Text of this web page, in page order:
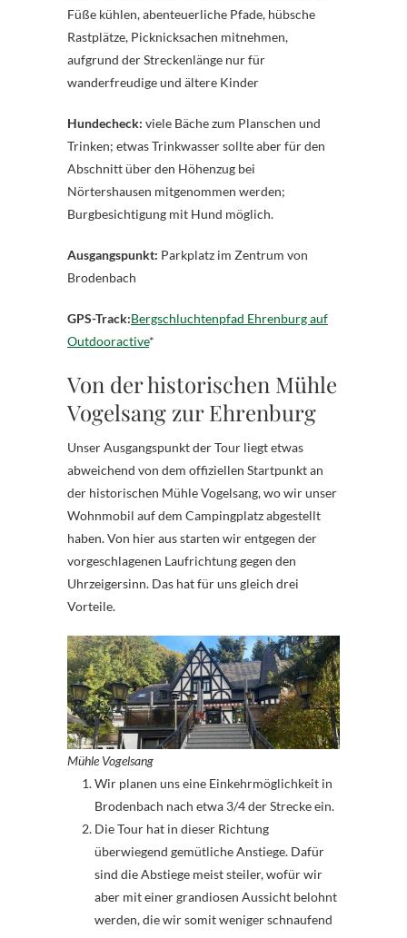
Füße kühlen, abenteuerliche Pfade, hübsche
Rastplätze, Picknicksachen mitnehmen,
aufgrund der Streckenlänge nur für
wanderfreudige und ältere Kinder
Hundecheck: viele Bäche zum Planschen und
Trinken; etwas Trinkwasser sollte aber für den
Abschnitt über den Höhenzug bei
Nörtershausen mitgenommen werden;
Burgbesichtigung mit Hund möglich.
Ausgangspunkt: Parkplatz im Zentrum von
Brodenbach
GPS-Track:Bergschluchtenpfad Ehrenburg auf
Outdooractive*
Von der historischen Mühle
Vogelsang zur Ehrenburg
Unser Ausgangspunkt der Tour liegt etwas
abweichend von dem offiziellen Startpunkt an
der historischen Mühle Vogelsang, wo wir unser
Wohnmobil auf dem Campingplatz abgestellt
haben. Von hier aus starten wir entgegen der
vorgeschlagenen Laufrichtung gegen den
Uhrzeigersinn. Das hat für uns gleich drei
Vorteile.
Mühle Vogelsang
Wir planen uns eine Einkehrmöglichkeit in
Brodenbach nach etwa 3/4 der Strecke ein.
Die Tour hat in dieser Richtung
überwiegend gemütliche Anstiege. Dafür
sind die Abstiege meist steiler, wofür wir
aber mit einer grandiosen Aussicht belohnt
werden, die wir somit weniger schnaufend